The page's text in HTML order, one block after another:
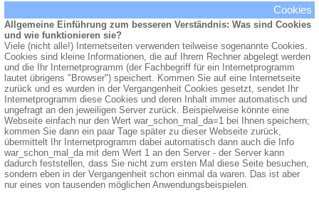
Cookies
Allgemeine Einführung zum besseren Verständnis: Was sind Cookies
und wie funktionieren sie?
Viele (nicht alle!) Internetseiten verwenden teilweise sogenannte Cookies.
Cookies sind kleine Informationen, die auf Ihrem Rechner abgelegt werden
und die Ihr Internetprogramm (der Fachbegriff für ein Internetprogramm
lautet übrigens "Browser") speichert. Kommen Sie auf eine Internetseite
zurück und es wurden in der Vergangenheit Cookies gesetzt, sendet Ihr
Internetprogramm diese Cookies und deren Inhalt immer automatisch und
ungefragt an den jeweiligen Server zurück. Beispielweise könnte eine
Webseite einfach nur den Wert war_schon_mal_da=1 bei Ihnen speichern;
kommen Sie dann ein paar Tage später zu dieser Webseite zurück,
übermittelt Ihr Internetprogramm dabei automatisch dann auch die Info
war_schon_mal_da mit dem Wert 1 an den Server - der Server kann
dadurch feststellen, dass Sie nicht zum ersten Mal diese Seite besuchen,
sondern eben in der Vergangenheit schon einmal da waren. Das ist aber
nur eines von tausenden möglichen Anwendungsbeispielen.